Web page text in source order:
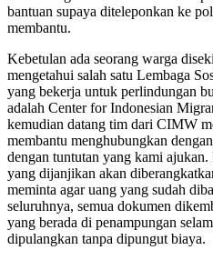
bantuan supaya diteleponkan ke
membantu.
Kebetulan ada seorang warga
mengetahui salah satu Lembaga
yang bekerja untuk perlindungan
adalah Center for Indonesian
kemudian datang tim dari CIMW
membantu menghubungkan
dengan tuntutan yang kami
yang dijanjikan akan
meminta agar uang yang sudah
seluruhnya, semua dokumen
yang berada di penampungan
dipulangkan tanpa dipungut biaya.